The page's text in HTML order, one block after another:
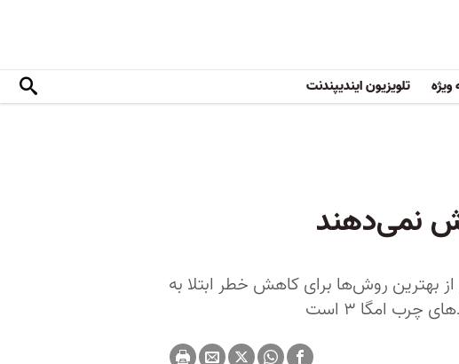
تلویزیون ایندیپندنت
نمی‌دهند
بهترین روش‌ها برای کاهش خطر ابتلا به
امگا ۳ است